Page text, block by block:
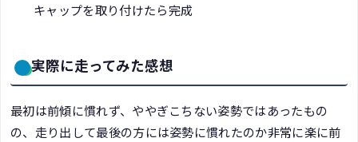
キャップを取り付けたら完成
実際に走ってみた感想
最初は前傾に慣れず、ややぎこちない姿勢ではあったもの
の、走り出して最後の方には姿勢に慣れたのか非常に楽に前